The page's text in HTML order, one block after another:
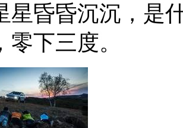
星昏昏沉沉，是
零下三度。